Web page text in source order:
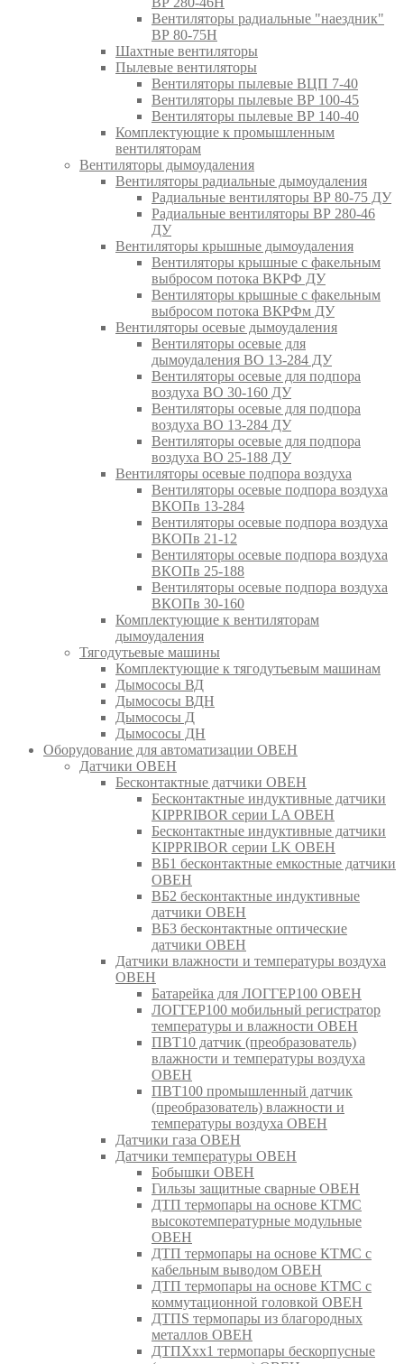
Вентиляторы радиальные "наездник"
ВР 80-75Н
Шахтные вентиляторы
Пылевые вентиляторы
Вентиляторы пылевые ВЦП 7-40
Вентиляторы пылевые ВР 100-45
Вентиляторы пылевые ВР 140-40
Комплектующие к промышленным
вентиляторам
Вентиляторы дымоудаления
Вентиляторы радиальные дымоудаления
Радиальные вентиляторы ВР 80-75 ДУ
Радиальные вентиляторы ВР 280-46
ДУ
Вентиляторы крышные дымоудаления
Вентиляторы крышные с факельным
выбросом потока ВКРФ ДУ
Вентиляторы крышные с факельным
выбросом потока ВКРФм ДУ
Вентиляторы осевые дымоудаления
Вентиляторы осевые для
дымоудаления ВО 13-284 ДУ
Вентиляторы осевые для подпора
воздуха ВО 30-160 ДУ
Вентиляторы осевые для подпора
воздуха ВО 13-284 ДУ
Вентиляторы осевые для подпора
воздуха ВО 25-188 ДУ
Вентиляторы осевые подпора воздуха
Вентиляторы осевые подпора воздуха
ВКОПв 13-284
Вентиляторы осевые подпора воздуха
ВКОПв 21-12
Вентиляторы осевые подпора воздуха
ВКОПв 25-188
Вентиляторы осевые подпора воздуха
ВКОПв 30-160
Комплектующие к вентиляторам
дымоудаления
Тягодутьевые машины
Комплектующие к тягодутьевым машинам
Дымососы ВД
Дымососы ВДН
Дымососы Д
Дымососы ДН
Оборудование для автоматизации ОВЕН
Датчики ОВЕН
Бесконтактные датчики ОВЕН
Бесконтактные индуктивные датчики
KIPPRIBOR серии LA ОВЕН
Бесконтактные индуктивные датчики
KIPPRIBOR серии LK ОВЕН
ВБ1 бесконтактные емкостные датчики
ОВЕН
ВБ2 бесконтактные индуктивные
датчики ОВЕН
ВБ3 бесконтактные оптические
датчики ОВЕН
Датчики влажности и температуры воздуха
ОВЕН
Батарейка для ЛОГГЕР100 ОВЕН
ЛОГГЕР100 мобильный регистратор
температуры и влажности ОВЕН
ПВТ10 датчик (преобразователь)
влажности и температуры воздуха
ОВЕН
ПВТ100 промышленный датчик
(преобразователь) влажности и
температуры воздуха ОВЕН
Датчики газа ОВЕН
Датчики температуры ОВЕН
Бобышки ОВЕН
Гильзы защитные сварные ОВЕН
ДТП термопары на основе КТМС
высокотемпературные модульные
ОВЕН
ДТП термопары на основе КТМС с
кабельным выводом ОВЕН
ДТП термопары на основе КТМС с
коммутационной головкой ОВЕН
ДТПS термопары из благородных
металлов ОВЕН
ДТПХхх1 термопары бескорпусные